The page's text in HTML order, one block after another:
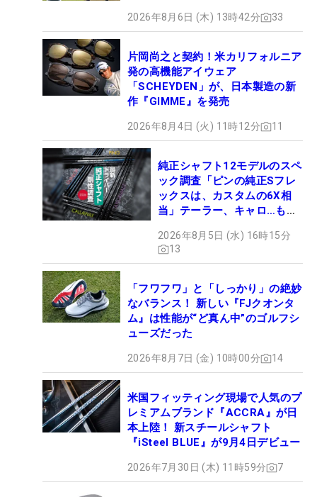
2026年8月6日 (木) 13時42分 33
片岡尚之と契約！米カリフォルニア
発の高機能アイウェア
「SCHEYDEN」が、日本製造の新
作『GIMME』を発売
2026年8月4日 (火) 11時12分 11
純正シャフト12モデルのスペ
ック調査「ピンの純正Sフレ
ックスは、カスタムの6X相
当」テーラー、キャロ…もチ
2026年8月5日 (水) 16時15分
13
「フワフワ」と「しっかり」の絶妙
なバランス！ 新しい『FJクオンタ
ム』は性能が“ど真ん中”のゴルフシ
ューズだった
2026年8月7日 (金) 10時00分 14
米国フィッティング現場で人気のプ
レミアムブランド『ACCRA』が日
本上陸！ 新スチールシャフト
『iSteel BLUE』が9月4日デビュー
2026年7月30日 (木) 11時59分 7